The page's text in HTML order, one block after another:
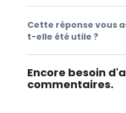
Cette réponse vous
t-elle été utile ?
Encore besoin
commentaires.